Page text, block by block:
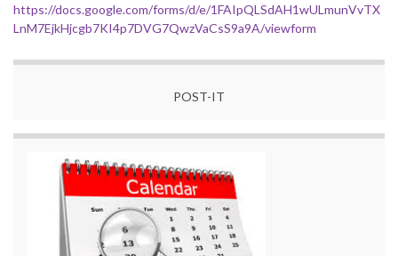
https://docs.google.com/forms/d/e/1FAIpQLSdAH1wULmunVvTX
LnM7EjkHjcgb7KI4p7DVG7QwzVaCsS9a9A/viewform
POST-IT